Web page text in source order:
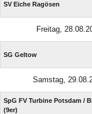
SV Eiche Ragösen
Freitag,
SG Geltow
Samstag,
SpG FV Turbine Potsdam /​
(9er)